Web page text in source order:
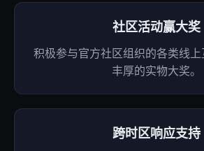
社区活动赢大奖
积极参与官方社区组织的各类线
丰厚的实物大奖。
跨时区响应支持